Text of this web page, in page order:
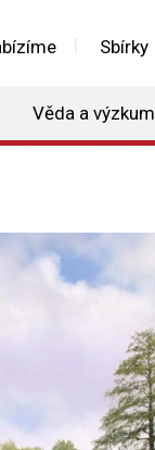
Sbírky
Věda a výzkum